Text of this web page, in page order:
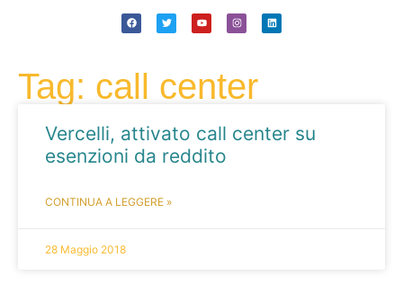
Tag: call center
Vercelli, attivato call center su
esenzioni da reddito
CONTINUA A LEGGERE »
28 Maggio 2018